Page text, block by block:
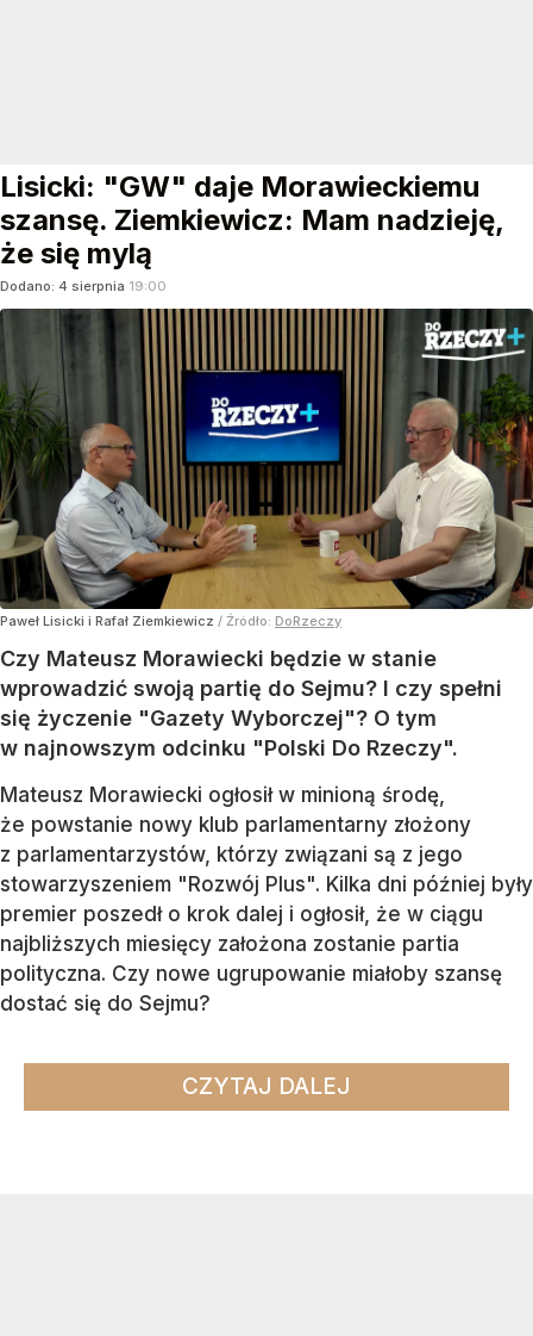
Lisicki: "GW" daje Morawieckiemu
szansę. Ziemkiewicz: Mam nadzieję,
że się mylą
Dodano: 4 sierpnia 19:00
Paweł Lisicki i Rafał Ziemkiewicz / Źródło: DoRzeczy
Czy Mateusz Morawiecki będzie w stanie
wprowadzić swoją partię do Sejmu? I czy spełni
się życzenie "Gazety Wyborczej"? O tym
w najnowszym odcinku "Polski Do Rzeczy".
Mateusz Morawiecki ogłosił w minioną środę,
że powstanie nowy klub parlamentarny złożony
z parlamentarzystów, którzy związani są z jego
stowarzyszeniem "Rozwój Plus". Kilka dni później były
premier poszedł o krok dalej i ogłosił, że w ciągu
najbliższych miesięcy założona zostanie partia
polityczna. Czy nowe ugrupowanie miałoby szansę
dostać się do Sejmu?
CZYTAJ DALEJ